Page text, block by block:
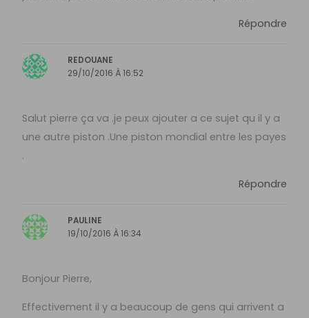
Répondre
REDOUANE
29/10/2016 À 16:52
Salut pierre ça va .je peux ajouter a ce sujet qu il y a
une autre piston .Une piston mondial entre les payes
.
Répondre
PAULINE
19/10/2016 À 16:34
Bonjour Pierre,
Effectivement il y a beaucoup de gens qui arrivent a